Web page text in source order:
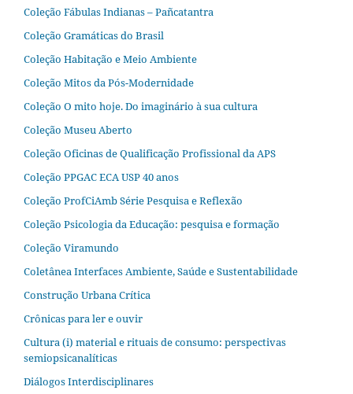
Coleção Fábulas Indianas – Pañcatantra
Coleção Gramáticas do Brasil
Coleção Habitação e Meio Ambiente
Coleção Mitos da Pós-Modernidade
Coleção O mito hoje. Do imaginário à sua cultura
Coleção Museu Aberto
Coleção Oficinas de Qualificação Profissional da APS
Coleção PPGAC ECA USP 40 anos
Coleção ProfCiAmb Série Pesquisa e Reflexão
Coleção Psicologia da Educação: pesquisa e formação
Coleção Viramundo
Coletânea Interfaces Ambiente, Saúde e Sustentabilidade
Construção Urbana Crítica
Crônicas para ler e ouvir
Cultura (i) material e rituais de consumo: perspectivas
semiopsicanalíticas
Diálogos Interdisciplinares